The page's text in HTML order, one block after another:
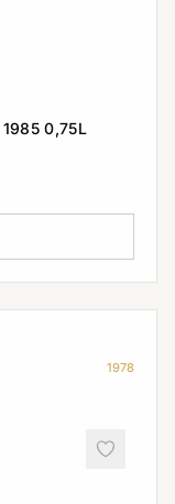
1985 0,75L
1978